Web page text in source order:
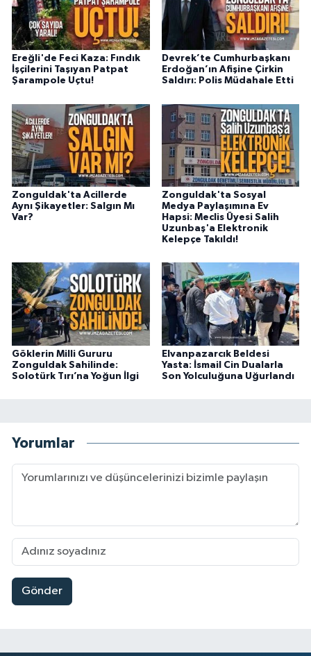
Ereğli'de Feci Kaza: Fındık
İşçilerini Taşıyan Patpat
Şarampole Uçtu!
Devrek’te Cumhurbaşkanı
Erdoğan’ın Afişine Çirkin
Saldırı: Polis Müdahale Etti
Zonguldak'ta Acillerde
Aynı Şikayetler: Salgın Mı
Var?
Zonguldak'ta Sosyal
Medya Paylaşımına Ev
Hapsi: Meclis Üyesi Salih
Uzunbaş'a Elektronik
Kelepçe Takıldı!
Göklerin Milli Gururu
Zonguldak Sahilinde:
Solotürk Tırı’na Yoğun İlgi
Elvanpazarcık Beldesi
Yasta: İsmail Cin Dualarla
Son Yolculuğuna Uğurlandı
Yorumlar
Gönder